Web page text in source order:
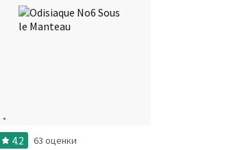
4.2 63 оценки